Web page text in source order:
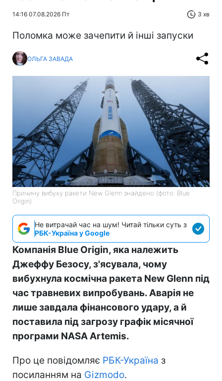
14:16 07.08.2026 Пт 3 хв
Поломка може зачепити й інші запуски
ОЛЬГА ЗАВАДА
Причину вибуху ракети New Glenn знайдено (фото: Blue
Origin)
Не витрачай час на шум! Читай тільки суть з
РБК-Україна у Google
Компанія Blue Origin, яка належить
Джеффу Безосу, з'ясувала, чому
вибухнула космічна ракета New Glenn під
час травневих випробувань. Аварія не
лише завдала фінансового удару, а й
поставила під загрозу графік місячної
програми NASA Artemis.
Про це повідомляє РБК-Україна з
посиланням на Gizmodo.